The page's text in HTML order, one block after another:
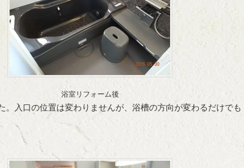
浴室リフォーム後
。入口の位置は変わりませんが、浴槽の方向が変わるだけでも